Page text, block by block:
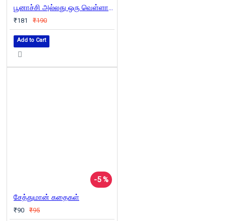
பூனாச்சி அல்லது ஒரு வெள்ளாட்டின் கதை
₹181 ₹190
Add to Cart
-5 %
சேத்துமான் கதைகள்
₹90 ₹95